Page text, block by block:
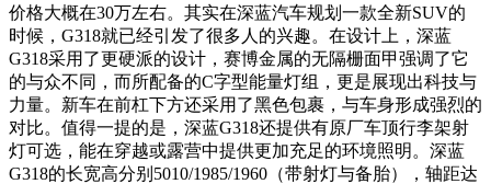
价格大概在30万左右。其实在深蓝汽车规划一款全新SUV的
时候，G318就已经引发了很多人的兴趣。在设计上，深蓝
G318采用了更硬派的设计，赛博金属的无隔栅面甲强调了它
的与众不同，而所配备的C字型能量灯组，更是展现出科技与
力量。新车在前杠下方还采用了黑色包裹，与车身形成强烈的
对比。值得一提的是，深蓝G318还提供有原厂车顶行李架射
灯可选，能在穿越或露营中提供更加充足的环境照明。深蓝
G318的长宽高分别5010/1985/1960（带射灯与备胎），轴距达